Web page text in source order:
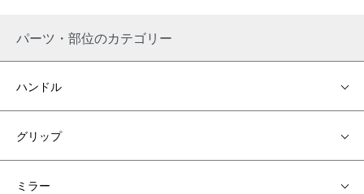
パーツ・部位のカテゴリー
ハンドル
グリップ
ミラー